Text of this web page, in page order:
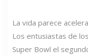
La vida parece
Los entusiastas de
Super Bowl el